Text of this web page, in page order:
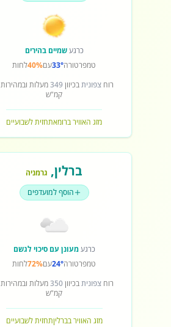
כרגעשמיים בהירים
טמפרטורה33°עם40%לחות
רוח צפוניתבכיוון349מעלות ובמהירות
קמ"ש
מזג האוויר ברומאתחזית לשבועיים
ברלין, גרמניה
הוסף למועדפים
כרגעמעונן עם סיכוי לגשם
טמפרטורה24°עם72%לחות
רוח צפוניתבכיוון350מעלות ובמהירות
קמ"ש
מזג האוויר בברליןתחזית לשבועיים